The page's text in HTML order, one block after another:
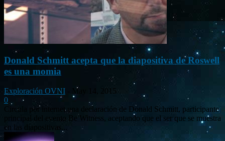
Donald Schmitt acepta que la diapositiva de Roswell
es una momia
Exploración OVNI
May 14, 2015
0
Circula por internet una declaración de Donald Schmitt, participante
principal del evento Be Witness, aceptando que el ser que se muestra
en las diapositivas...